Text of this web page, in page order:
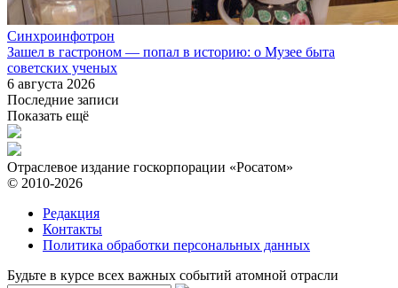
Синхроинфотрон
Зашел в гастроном — попал в историю: о Музее быта
советских ученых
6 августа 2026
Последние записи
Показать ещё
Отраслевое издание госкорпорации «Росатом»
© 2010-2026
Редакция
Контакты
Политика обработки персональных данных
Будьте в курсе всех важных событий атомной отрасли